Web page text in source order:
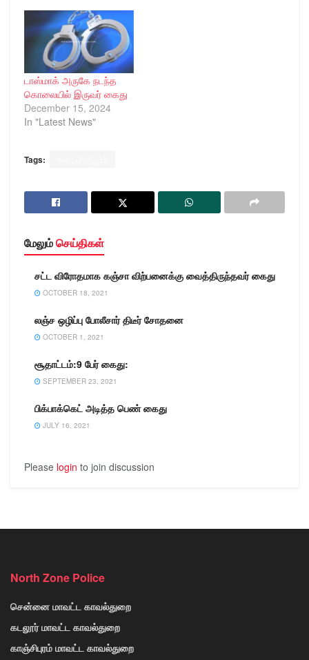
[SRMIST SRM Institute
of…
டாஸ்மாக் அருகே நடந்த
கொலையில் இருவர் கைது
December 15, 2024
In "Latest News"
Tags:
மேலும்செய்திகள்
சட்ட விரோதமாக கஞ்சா விற்பனைக்கு வைத்திருந்தவர் கைது
OCTOBER 18, 2021
லஞ்ச ஒழிப்பு போலீசார் திடீர் சோதனை
OCTOBER 1, 2021
சூதாட்டம்:9 பேர் கைது:
SEPTEMBER 23, 2021
பிக்பாக்கெட் அடித்த பெண் கைது
JULY 16, 2021
Please login to join discussion
North Zone Police
சென்னை மாவட்ட காவல்துறை
கடலூர் மாவட்ட காவல்துறை
காஞ்சிபுரம் மாவட்ட காவல்துறை